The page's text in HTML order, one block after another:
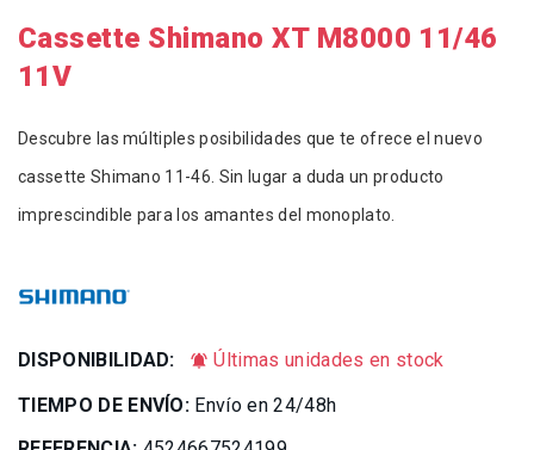
Cassette Shimano XT M8000 11/46
11V
Descubre las múltiples posibilidades que te ofrece el nuevo
cassette Shimano 11-46. Sin lugar a duda un producto
imprescindible para los amantes del monoplato.
DISPONIBILIDAD: notifications_active Últimas unidades en stock
TIEMPO DE ENVÍO: Envío en 24/48h